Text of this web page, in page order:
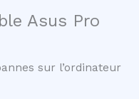
Asus Pro
sur l’ordinateur